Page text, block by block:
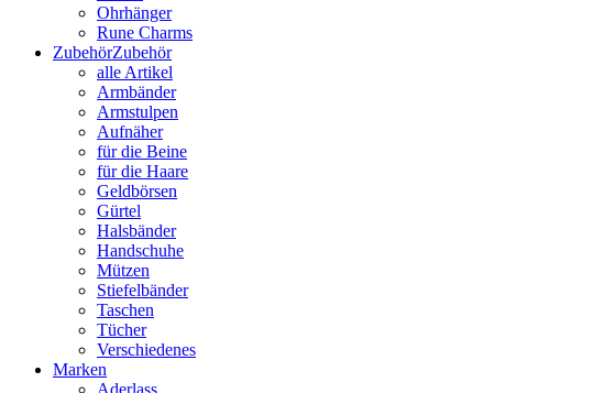
Ohrhänger
Rune Charms
ZubehörZubehör
alle Artikel
Armbänder
Armstulpen
Aufnäher
für die Beine
für die Haare
Geldbörsen
Gürtel
Halsbänder
Handschuhe
Mützen
Stiefelbänder
Taschen
Tücher
Verschiedenes
Marken